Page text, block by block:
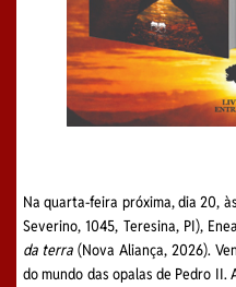
Na quarta-feira próxima, dia 20,
Severino, 1045, Teresina, PI),
da terra (Nova Aliança, 2026).
do mundo das opalas de Pedro II.